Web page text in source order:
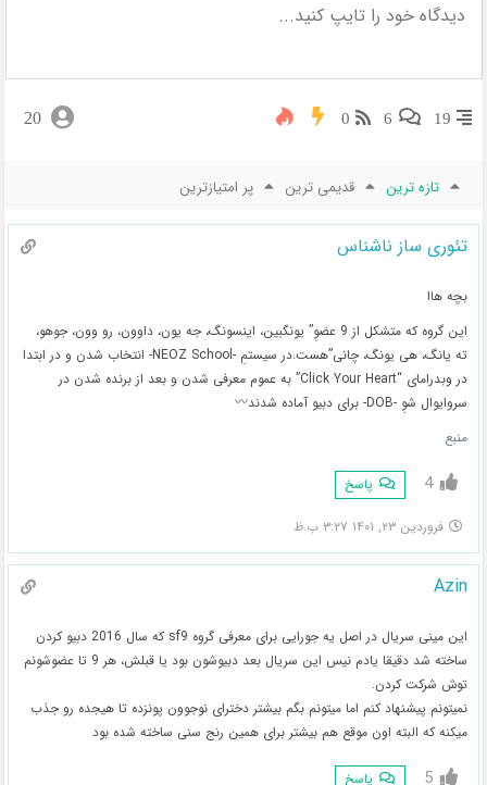
19
6
0
20
تازه ترین قدیمی ترین پر امتیازترین
تئوری ساز ناشناس
بچه هاا
این گروه که متشکل از 9 عضوِ” یونگبین، اینسونگ، جه یون، داوون، رو وون، جوهو،
ته یانگ، هی یونگ، چانی”هست.در سیستمِ -NEOZ School- انتخاب شدن و در ابتدا
در وبدرامای “Click Your Heart” به عموم معرفی شدن و بعد از برنده شدن در
سروایوال شوِ -DOB- برای دبیو آماده شدند〰
منبع
4 پاسخ
فروردین ۲۳, ۱۴۰۱ ۳:۲۷ ب.ظ
Azin
این مینی سریال در اصل یه جورایی برای معرفی گروه sf9 که سال 2016 دبیو کردن
ساخته شد دقیقا یادم نیس این سریال بعد دبیوشون بود یا قبلش، هر 9 تا عضوشونم
توش شرکت کردن.
نمیتونم پیشنهاد کنم اما میتونم بگم بیشتر دخترای نوجوون پونزده تا هیجده رو جذب
میکنه که البته اون موقع هم بیشتر برای همین رنج سنی ساخته شده بود
5 پاسخ